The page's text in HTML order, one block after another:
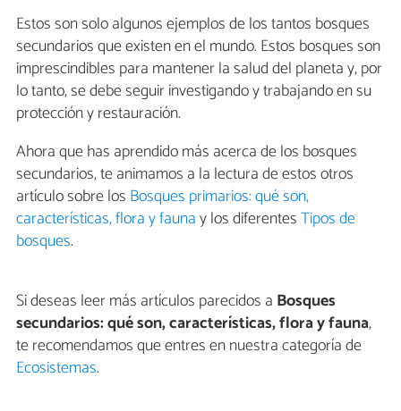
Estos son solo algunos ejemplos de los tantos bosques
secundarios que existen en el mundo. Estos bosques son
imprescindibles para mantener la salud del planeta y, por
lo tanto, se debe seguir investigando y trabajando en su
protección y restauración.
Ahora que has aprendido más acerca de los bosques
secundarios, te animamos a la lectura de estos otros
artículo sobre los Bosques primarios: qué son,
características, flora y faunay los diferentesTipos de
bosques.
Si deseas leer más artículos parecidos a Bosques
secundarios: qué son, características, flora y fauna,
te recomendamos que entres en nuestra categoría de
Ecosistemas.